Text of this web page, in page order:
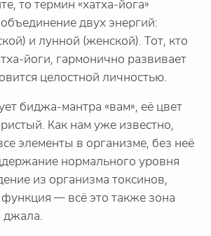
то термин «хатха-йога»
двух энергий:
и лунной (женской). Тот, кто
йоги, гармонично развивает
целостной личностью.
биджа-мантра «вам», её цвет
Как нам уже известно,
элементы в организме, без неё
нормального уровня
из организма токсинов,
— всё это также зона
джала.